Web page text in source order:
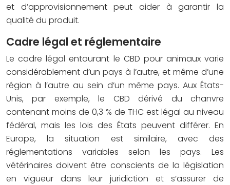
et d’approvisionnement peut aider à garantir la
qualité du produit.
Cadre légal et réglementaire
Le cadre légal entourant le CBD pour animaux varie
considérablement d’un pays à l’autre, et même d’une
région à l’autre au sein d’un même pays. Aux États-
Unis, par exemple, le CBD dérivé du chanvre
contenant moins de 0,3 % de THC est légal au niveau
fédéral, mais les lois des États peuvent différer. En
Europe, la situation est similaire, avec des
réglementations variables selon les pays. Les
vétérinaires doivent être conscients de la législation
en vigueur dans leur juridiction et s’assurer de